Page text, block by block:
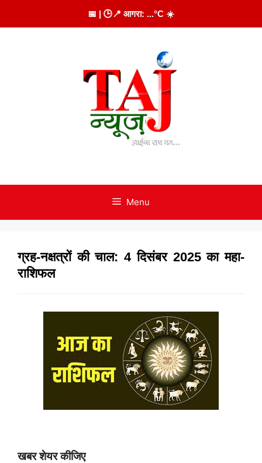
to
📅 | 🕒📍 आगरा: ...°C ☀️
Menu
ग्रह-नक्षत्रों की चाल: 4 दिसंबर 2025 का महा-
राशिफल
खबर शेयर कीजिए